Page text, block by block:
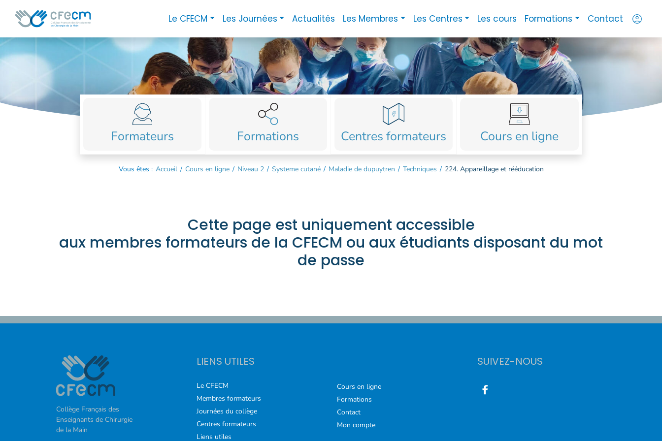
Le CFECM Les Journées Actualités Les Membres Les Centres Les cours Formations Contact account_circle
Formateurs Formations Centres formateurs Cours en ligne
Vous êtes : Accueil / Cours en ligne / Niveau 2 / Systeme cutané / Maladie de dupuytren / Techniques / 224. Appareillage et rééducation
Cette page est uniquement accessible
aux membres formateurs de la CFECM ou aux étudiants disposant du mot
de passe
Collège Français des
Enseignants de Chirurgie
de la Main
LIENS UTILES
Le CFECM
Membres formateurs
Journées du collège
Centres formateurs
Liens utiles
Cours en ligne
Formations
Contact
Mon compte
SUIVEZ-NOUS
Close
menu close
LE
CFECM
JOURNÉES
ACTUALITÉS
FORMATIONS